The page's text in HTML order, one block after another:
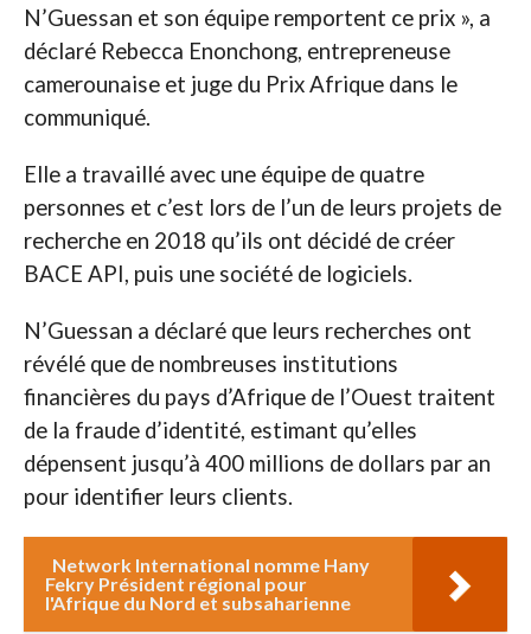
N’Guessan et son équipe remportent ce prix », a
déclaré Rebecca Enonchong, entrepreneuse
camerounaise et juge du Prix Afrique dans le
communiqué.
Elle a travaillé avec une équipe de quatre
personnes et c’est lors de l’un de leurs projets de
recherche en 2018 qu’ils ont décidé de créer
BACE API, puis une société de logiciels.
N’Guessan a déclaré que leurs recherches ont
révélé que de nombreuses institutions
financières du pays d’Afrique de l’Ouest traitent
de la fraude d’identité, estimant qu’elles
dépensent jusqu’à 400 millions de dollars par an
pour identifier leurs clients.
Network International nomme Hany
Fekry Président régional pour
l'Afrique du Nord et subsaharienne